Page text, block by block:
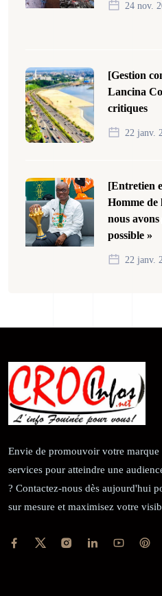
24 nov.
[Gestion
Lancina
critiques
22 janv.
[Entretien
Homme de
nous
possible »
22 janv.
Envie de promouvoir votre
services pour atteindre une
? Contactez-nous dès aujourd'hui
sur mesure et maximisez votre